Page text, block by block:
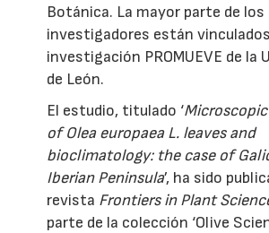
Botánica. La mayor parte de los
investigadores están
investigación PROMUEVE de la
de León.
El estudio, titulado ‘
of Olea europaea L. leaves and
bioclimatology: the case of
Iberian Peninsula’, ha sido
revista Frontiers in Plant
parte de la colección ‘Olive